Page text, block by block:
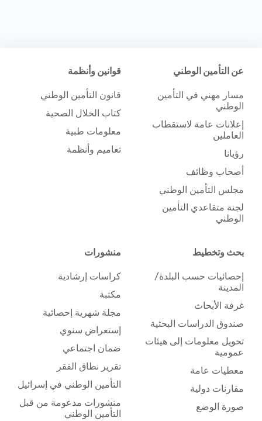
عن التأمين الوطني
مسار مهني في التأمين
الوطني
إعلانات عامة لاستقطاب
العاملين
رؤيانا
أصحاب وظائف
مجلس التأمين الوطني
لجنة متقاعدي التأمين
الوطني
قوانين وأنظمة
قانون التأمين الوطني
كتاب الخلال الصحية
معلومات طبية
تعاميم وأنظمة
بحث وتخطيط
إحصائيات حسب البلدة/
المدينة
غرفة الأبحاث
صندوق الدراسات البحثية
تحويل معلومات إلى هيئات
عمومية
معطيات عامة
مقارنات دولية
صورة الوضع
منشورات
كراسات إرشادية
مكتبة
مجلة شهرية إحصائية
إستعراض سنوي
ضمان اجتماعي
تقرير نطاق الفقر
التأمين الوطني في إسرائيل
منشورات مدعومة من قبل
التأمين الوطني